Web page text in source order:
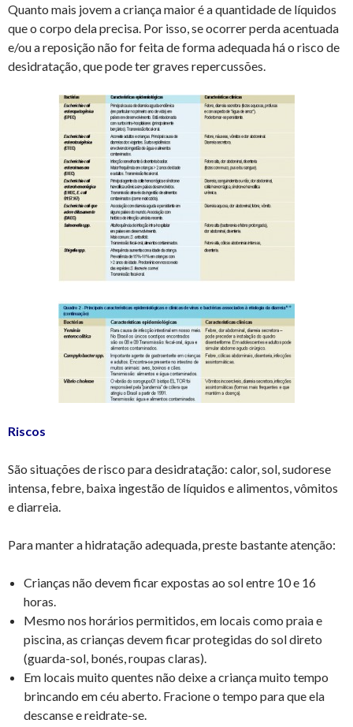
Quanto mais jovem a criança maior é a quantidade de líquidos
que o corpo dela precisa. Por isso, se ocorrer perda acentuada
e/ou a reposição não for feita de forma adequada há o risco de
desidratação, que pode ter graves repercussões.
Riscos
São situações de risco para desidratação: calor, sol, sudorese
intensa, febre, baixa ingestão de líquidos e alimentos, vômitos
e diarreia.
Para manter a hidratação adequada, preste bastante atenção:
Crianças não devem ficar expostas ao sol entre 10 e 16
horas.
Mesmo nos horários permitidos, em locais como praia e
piscina, as crianças devem ficar protegidas do sol direto
(guarda-sol, bonés, roupas claras).
Em locais muito quentes não deixe a criança muito tempo
brincando em céu aberto. Fracione o tempo para que ela
descanse e reidrate-se.